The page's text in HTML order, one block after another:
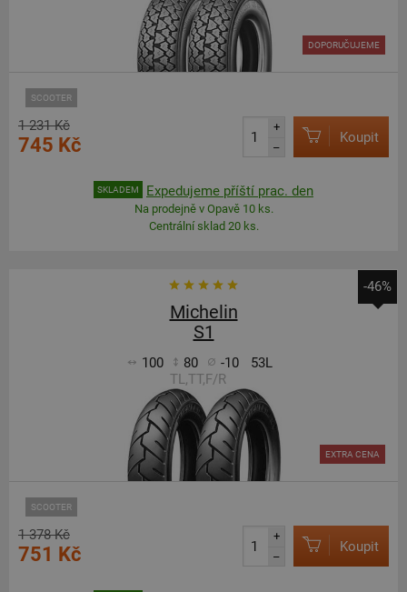
SCOOTER
DOPORUČUJEME
1 231 Kč
745 Kč
+
–
Koupit
SKLADEM Expedujeme příští prac. den
Na prodejně v Opavě 10 ks.
Centrální sklad 20 ks.
-46%
Michelin
S1
100 80 -10
53L
TL,TT,F/R
SCOOTER
EXTRA CENA
1 378 Kč
751 Kč
+
–
Koupit